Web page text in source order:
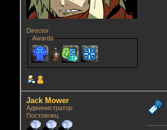
Director
Awards
Jack Mower
Администратор
Постоялец